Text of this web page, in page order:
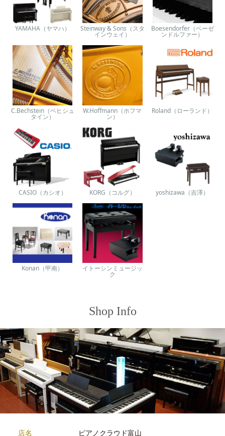
YAMAHA（ヤマハ） Steinway & Sons（スタ
インウェイ）
Boesendorfer（ベーゼ
ンドルファー）
C.Bechstein（ベヒシュ
タイン）
W.Hoffmann（ホフマ
ン）
Roland（ローランド）
CASIO（カシオ） KORG（コルグ） yoshizawa（吉澤）
Konan（甲南） イトーシンミュージッ
ク
Shop Info
店名 ピアノクラウド富山